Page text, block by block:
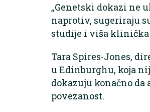
„Genetski dokazi ne
naprotiv, sugeriraju
studije i viša klinička
Tara Spires-Jones,
u Edinburghu, koja
dokazuju konačno
povezanost.